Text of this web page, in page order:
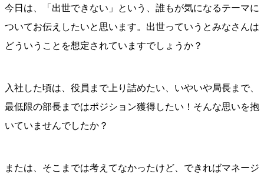
今日は、「出世できない」という、誰もが気になるテーマに
ついてお伝えしたいと思います。出世っていうとみなさんは
どういうことを想定されていますでしょうか？
入社した頃は、役員まで上り詰めたい、いやいや局長まで、
最低限の部長まではポジション獲得したい！そんな思いを抱
いていませんでしたか？
または、そこまでは考えてなかったけど、できればマネージ